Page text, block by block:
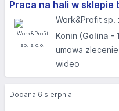
Praca na hali w sklepie
Work&Profit sp.
Konin (Golina -
umowa zlecenie
wideo
Dodana 6 sierpnia